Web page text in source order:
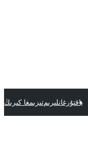
ياقتۇرغانلىرىمتىزىمغا كىرىڭ